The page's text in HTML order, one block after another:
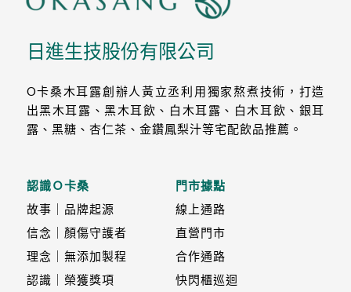
日進生技股份有限公司
O卡桑木耳露創辦人黃立丞利用獨家熬煮技術，打造
出黑木耳露、黑木耳飲、白木耳露、白木耳飲、銀耳
露、黑糖、杏仁茶、金鑽鳳梨汁等宅配飲品推薦。
認識Ｏ卡桑
故事｜品牌起源
信念｜顏傷守護者
理念｜無添加製程
認識｜榮獲獎項
門市據點
線上通路
直營門市
合作通路
快閃櫃巡迴